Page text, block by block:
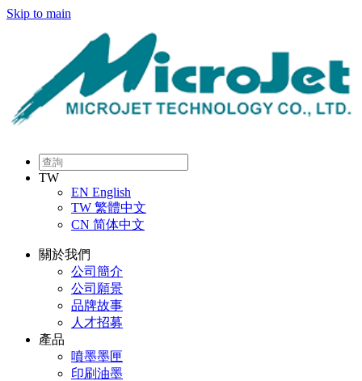
Skip to main
TW
EN English
TW 繁體中文
CN 简体中文
關於我們
公司簡介
公司願景
品牌故事
人才招募
產品
噴墨墨匣
印刷油墨